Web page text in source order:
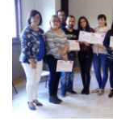
CURSO
FORMACIÓN
–
PROXECTO